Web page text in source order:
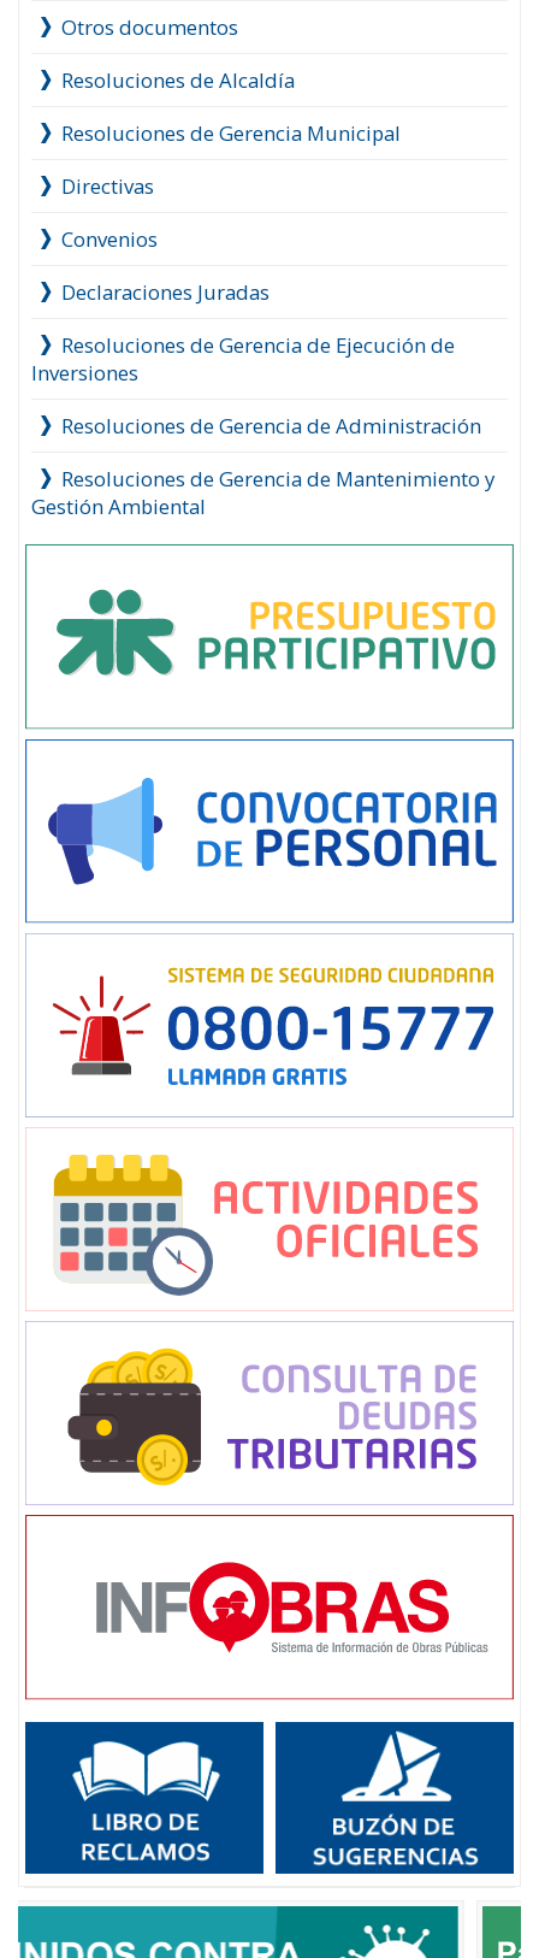
Otros documentos
Resoluciones de Alcaldía
Resoluciones de Gerencia Municipal
Directivas
Convenios
Declaraciones Juradas
Resoluciones de Gerencia de Ejecución de
Inversiones
Resoluciones de Gerencia de Administración
Resoluciones de Gerencia de Mantenimiento y
Gestión Ambiental